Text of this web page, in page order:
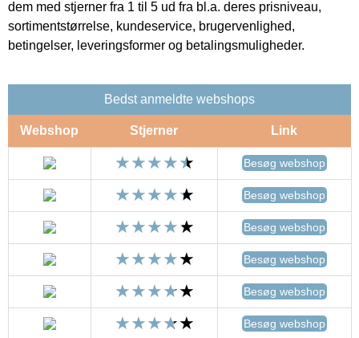
dem med stjerner fra 1 til 5 ud fra bl.a. deres prisniveau,
sortimentstørrelse, kundeservice, brugervenlighed,
betingelser, leveringsformer og betalingsmuligheder.
Bedst anmeldte webshops
Webshop Stjerner Link
Besøg webshop
Besøg webshop
Besøg webshop
Besøg webshop
Besøg webshop
Besøg webshop